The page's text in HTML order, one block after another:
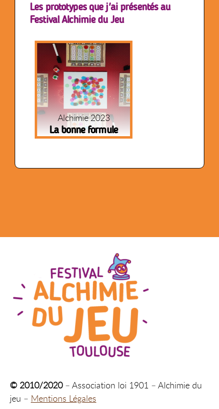
Les prototypes que j'ai présentés au
Festival Alchimie du Jeu
Alchimie 2023
La bonne formule
© 2010/2020– Association loi 1901 – Alchimie du
jeu – Mentions Légales